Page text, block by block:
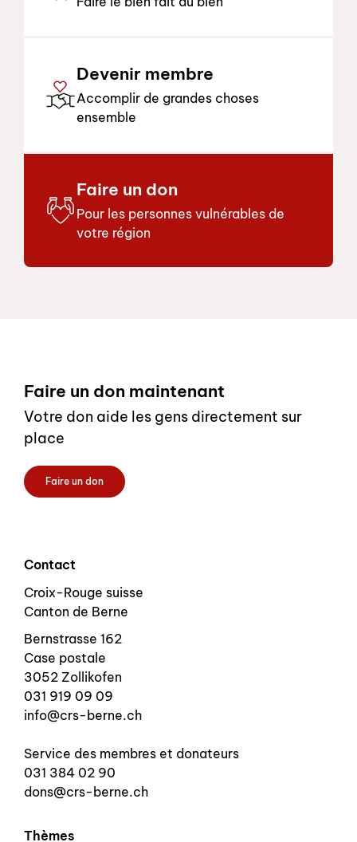
Devenir membre
Accomplir de grandes choses
ensemble
Faire un don
Pour les personnes vulnérables de
votre région
Faire un don maintenant
Votre don aide les gens directement sur
place
Faire un don
Contact
Croix-Rouge suisse
Canton de Berne
Bernstrasse 162
Case postale
3052 Zollikofen
031 919 09 09
info@crs-berne.ch
Service des membres et donateurs
031 384 02 90
dons@crs-berne.ch
Thèmes